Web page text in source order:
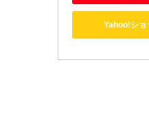
Yahoo!ショ